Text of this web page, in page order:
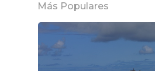
Más Populares